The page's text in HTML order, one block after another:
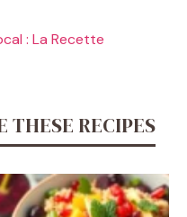
: La Recette
THESE RECIPES